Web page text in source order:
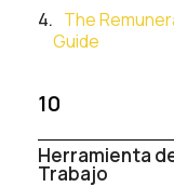
The
Guide
10
Herramienta
Trabajo